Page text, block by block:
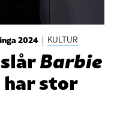
2024 | KULTUR
Barbie
har stor